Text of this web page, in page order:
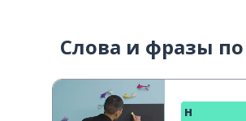
Слова и фразы
н